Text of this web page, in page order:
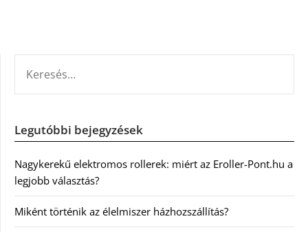
Legutóbbi bejegyzések
Nagykerekű elektromos rollerek: miért az Eroller-Pont.hu a
legjobb választás?
Miként történik az élelmiszer házhozszállítás?